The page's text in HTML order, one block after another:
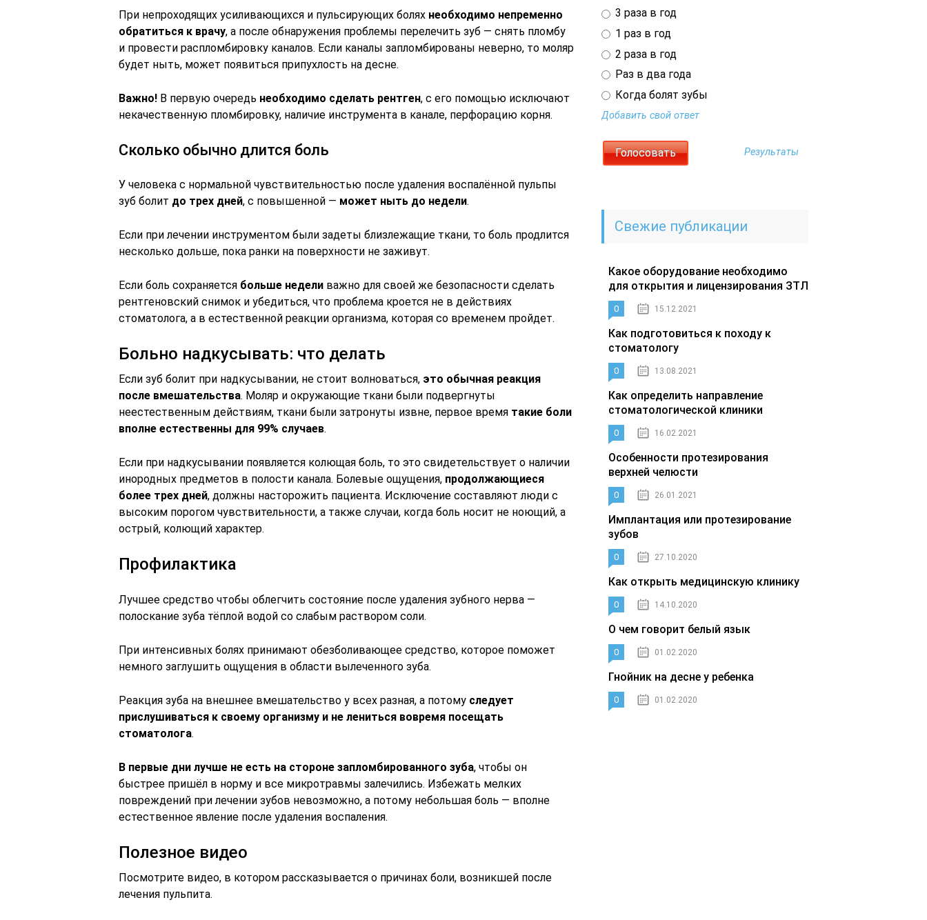
При непроходящих усиливающихся и пульсирующих болях необходимо непременно
обратиться к врачу, а после обнаружения проблемы перелечить зуб — снять пломбу
и провести распломбировку каналов. Если каналы запломбированы неверно, то моляр
будет ныть, может появиться припухлость на десне.
Важно! В первую очередь необходимо сделать рентген, с его помощью исключают
некачественную пломбировку, наличие инструмента в канале, перфорацию корня.
Сколько обычно длится боль
У человека с нормальной чувствительностью после удаления воспалённой пульпы
зуб болит до трех дней, с повышенной — может ныть до недели.
Если при лечении инструментом были задеты близлежащие ткани, то боль продлится
несколько дольше, пока ранки на поверхности не заживут.
Если боль сохраняется больше недели важно для своей же безопасности сделать
рентгеновский снимок и убедиться, что проблема кроется не в действиях
стоматолога, а в естественной реакции организма, которая со временем пройдет.
Больно надкусывать: что делать
Если зуб болит при надкусывании, не стоит волноваться, это обычная реакция
после вмешательства. Моляр и окружающие ткани были подвергнуты
неестественным действиям, ткани были затронуты извне, первое время такие боли
вполне естественны для 99% случаев.
Если при надкусывании появляется колющая боль, то это свидетельствует о наличии
инородных предметов в полости канала. Болевые ощущения, продолжающиеся
более трех дней, должны насторожить пациента. Исключение составляют люди с
высоким порогом чувствительности, а также случаи, когда боль носит не ноющий, а
острый, колющий характер.
Профилактика
Лучшее средство чтобы облегчить состояние после удаления зубного нерва —
полоскание зуба тёплой водой со слабым раствором соли.
При интенсивных болях принимают обезболивающее средство, которое поможет
немного заглушить ощущения в области вылеченного зуба.
Реакция зуба на внешнее вмешательство у всех разная, а потому следует
прислушиваться к своему организму и не лениться вовремя посещать
стоматолога.
В первые дни лучше не есть на стороне запломбированного зуба, чтобы он
быстрее пришёл в норму и все микротравмы залечились. Избежать мелких
повреждений при лечении зубов невозможно, а потому небольшая боль — вполне
естественное явление после удаления воспаления.
Полезное видео
Посмотрите видео, в котором рассказывается о причинах боли, возникшей после
лечения пульпита.
3 раза в год
1 раз в год
2 раза в год
Раз в два года
Когда болят зубы
Добавить свой ответ
Результаты
Свежие публикации
Какое оборудование необходимо
для открытия и лицензирования ЗТЛ
0 15.12.2021
Как подготовиться к походу к
стоматологу
0 13.08.2021
Как определить направление
стоматологической клиники
0 16.02.2021
Особенности протезирования
верхней челюсти
0 26.01.2021
Имплантация или протезирование
зубов
0 27.10.2020
Как открыть медицинскую клинику
0 14.10.2020
О чем говорит белый язык
0 01.02.2020
Гнойник на десне у ребенка
0 01.02.2020